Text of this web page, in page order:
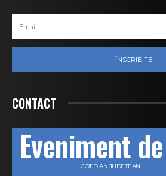
ÎNSCRIE-TE
CONTACT
Eveniment
COTIDIAN JUDEȚEAN